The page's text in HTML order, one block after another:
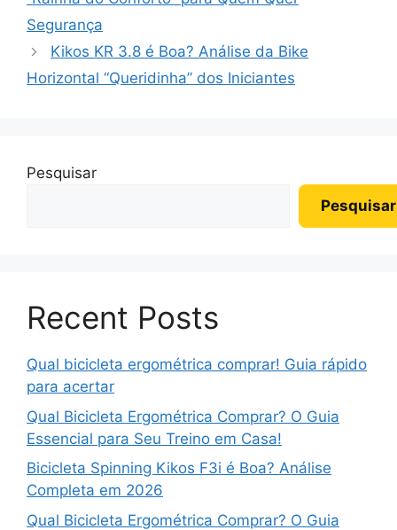
Segurança
Kikos KR 3.8 é Boa? Análise da Bike
Horizontal “Queridinha” dos Iniciantes
Pesquisar
Pesquisar
Recent Posts
Qual bicicleta ergométrica comprar! Guia rápido
para acertar
Qual Bicicleta Ergométrica Comprar? O Guia
Essencial para Seu Treino em Casa!
Bicicleta Spinning Kikos F3i é Boa? Análise
Completa em 2026
Qual Bicicleta Ergométrica Comprar? O Guia